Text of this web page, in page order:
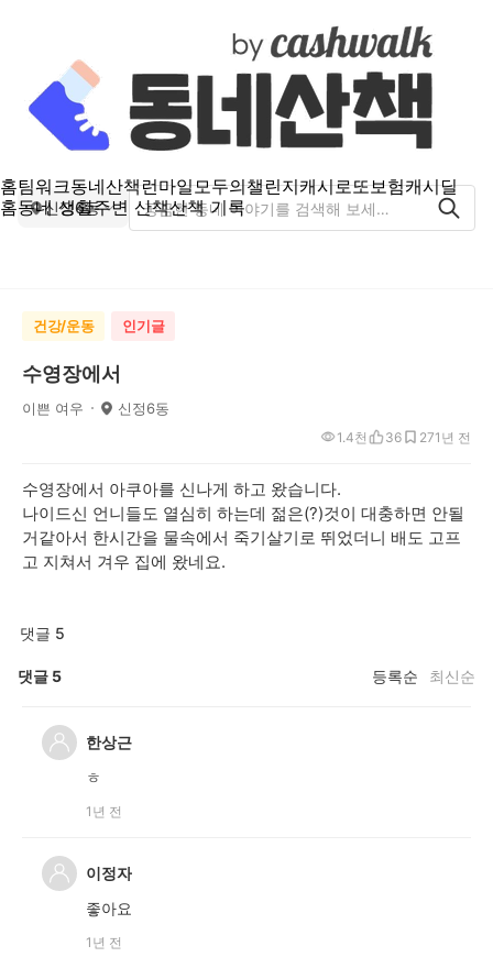
홈팀워크동네산책런마일모두의챌린지캐시로또보험캐시딜
홈동네 생활주변 산책산책 기록
신정6동
건강/운동 인기글
수영장에서
이쁜 여우 신정6동
1년 전
1.4천 36 27
수영장에서 아쿠아를 신나게 하고 왔습니다.
나이드신 언니들도 열심히 하는데 젊은(?)것이 대충하면 안될
거같아서 한시간을 물속에서 죽기살기로 뛰었더니 배도 고프
고 지쳐서 겨우 집에 왔네요.
댓글 5
댓글 5 등록순 최신순
한상근
ㅎ
1년 전
이정자
좋아요
1년 전